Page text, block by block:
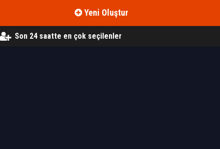
Yeni Oluştur
Son 24 saatte en çok seçilenler